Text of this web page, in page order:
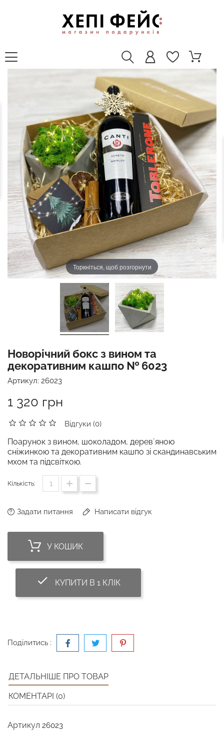
Торкніться, щоб розгорнути
Новорічний бокс з вином та
декоративним кашпо № 6023
Артикул: 26023
1 320 грн
Відгуки (0)
Поарунок з вином, шоколадом, деревʼяною
сніжинкою та декоративним кашпо зі скандинавським
мхом та підсвіткою.
Кількість:
Задати питання Написати відгук
У КОШИК
done_outline
КУПИТИ В 1 КЛІК
Поділитись :
ДЕТАЛЬНІШЕ ПРО ТОВАР
КОМЕНТАРІ (0)
Артикул 26023